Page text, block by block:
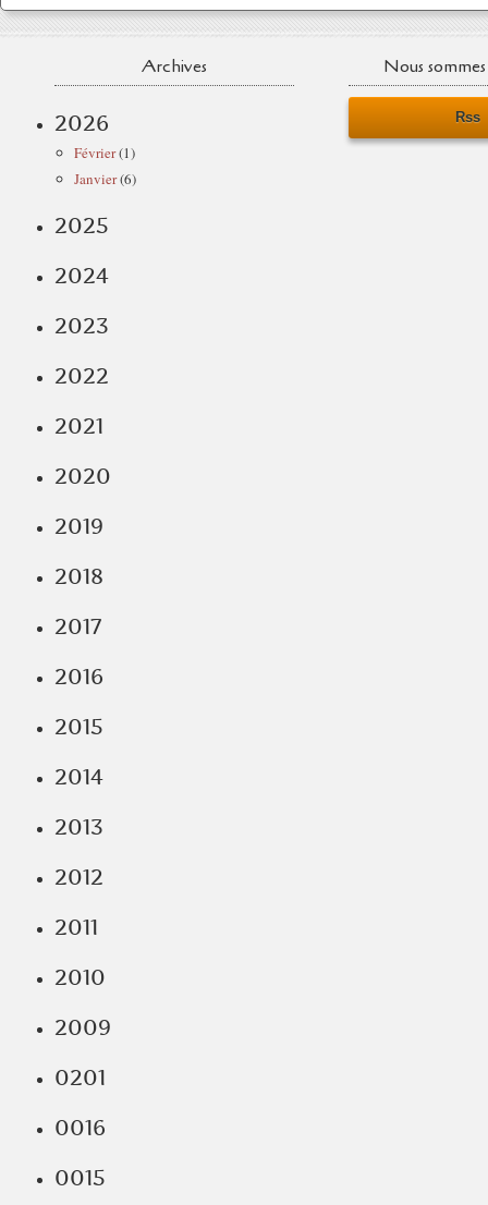
Archives
2026
Février(1)
Janvier(6)
2025
2024
2023
2022
2021
2020
2019
2018
2017
2016
2015
2014
2013
2012
2011
2010
2009
0201
0016
0015
Nous
Rss